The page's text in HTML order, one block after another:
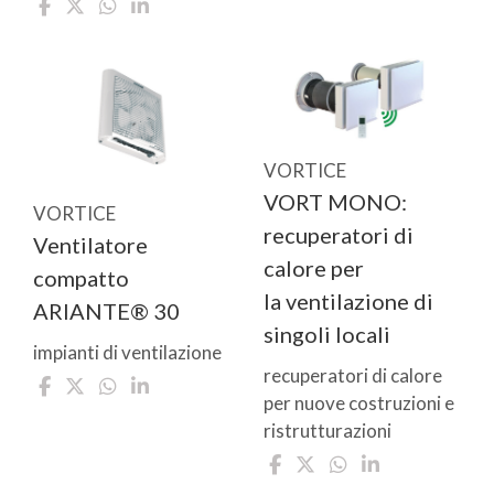
VORTICE
Ventilatore
compatto
ARIANTE® 30
impianti di ventilazione
VORTICE
VORT MONO:
recuperatori di
calore per
la ventilazione di
singoli locali
recuperatori di calore
per nuove costruzioni e
ristrutturazioni